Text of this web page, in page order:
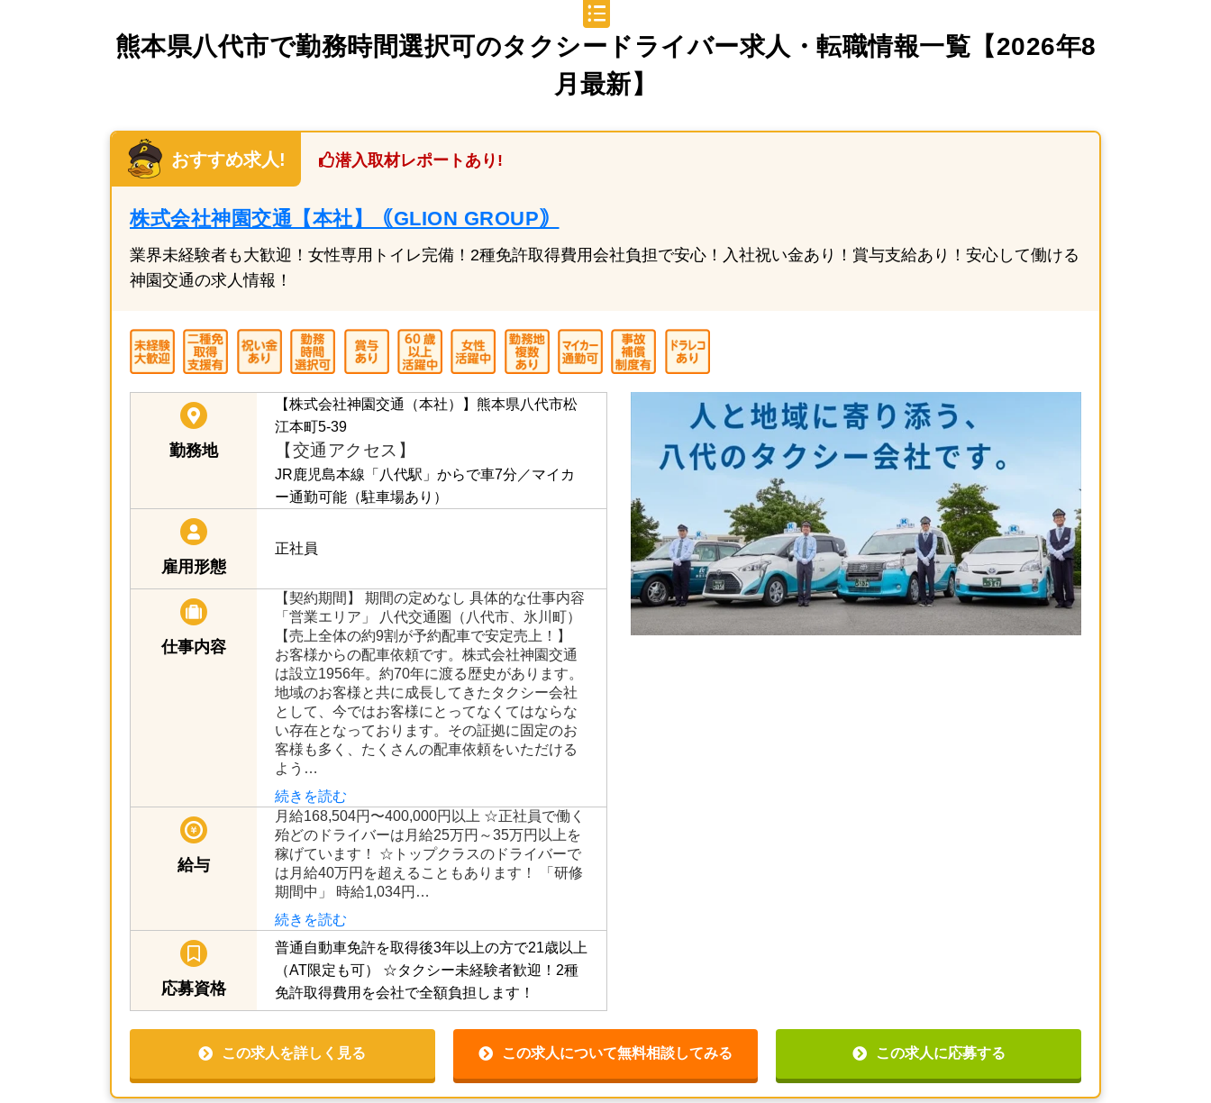
熊本県八代市で勤務時間選択可のタクシードライバー求人・転職情報一覧【2026年8
月最新】
おすすめ求人! 潜入取材レポートあり!
株式会社神園交通【本社】｟GLION GROUP｠
業界未経験者も大歓迎！女性専用トイレ完備！2種免許取得費用会社負担で安心！入社祝い金あり！賞与支給あり！安心して働ける
神園交通の求人情報！
勤務地
【株式会社神園交通（本社）】熊本県八代市松
江本町5-39
【交通アクセス】
JR鹿児島本線「八代駅」からで車7分／マイカ
ー通勤可能（駐車場あり）
雇用形態
正社員
仕事内容
【契約期間】 期間の定めなし 具体的な仕事内容
「営業エリア」 八代交通圏（八代市、氷川町）
【売上全体の約9割が予約配車で安定売上！】
お客様からの配車依頼です。株式会社神園交通
は設立1956年。約70年に渡る歴史があります。
地域のお客様と共に成長してきたタクシー会社
として、今ではお客様にとってなくてはならな
い存在となっております。その証拠に固定のお
客様も多く、たくさんの配車依頼をいただける
よう…
続きを読む
給与
月給168,504円〜400,000円以上 ☆正社員で働く
殆どのドライバーは月給25万円～35万円以上を
稼げています！ ☆トップクラスのドライバーで
は月給40万円を超えることもあります！ 「研修
期間中」 時給1,034円…
続きを読む
応募資格
普通自動車免許を取得後3年以上の方で21歳以上
（AT限定も可）
☆タクシー未経験者歓迎！2種
免許取得費用を会社で全額負担します！
この求人を詳しく見る この求人について無料相談してみる この求人に応募する